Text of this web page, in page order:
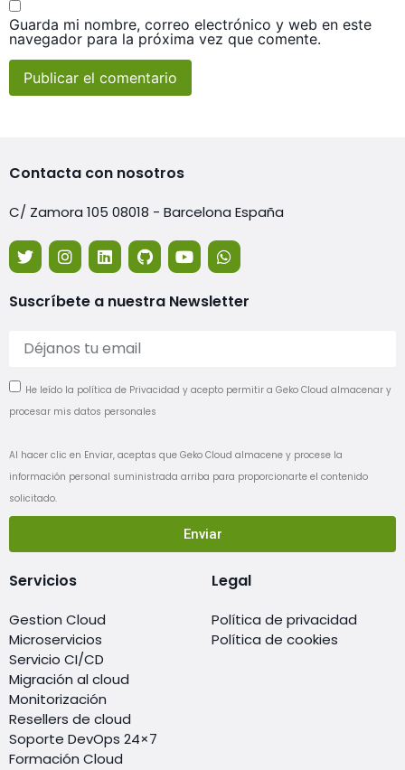
Guarda mi nombre, correo electrónico y web en este
navegador para la próxima vez que comente.
Contacta con nosotros
C/ Zamora 105 08018 - Barcelona España
Suscríbete a nuestra Newsletter
He leído la política de Privacidad y acepto permitir a Geko Cloud almacenar y
procesar mis datos personales
Al hacer clic en Enviar, aceptas que Geko Cloud almacene y procese la
información personal suministrada arriba para proporcionarte el contenido
solicitado.
Enviar
Servicios
Gestion Cloud
Microservicios
Servicio CI/CD
Migración al cloud
Monitorización
Resellers de cloud
Soporte DevOps 24×7
Formación Cloud
Legal
Política de privacidad
Política de cookies